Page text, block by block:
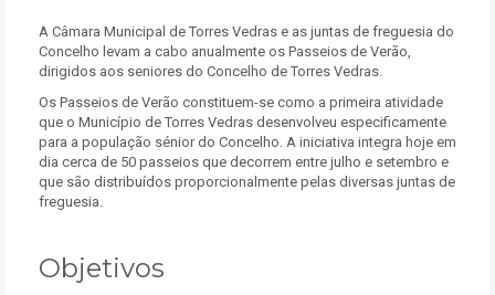
A Câmara Municipal de Torres Vedras e as juntas de freguesia do
Concelho levam a cabo anualmente os Passeios de Verão,
dirigidos aos seniores do Concelho de Torres Vedras.
Os Passeios de Verão constituem-se como a primeira atividade
que o Município de Torres Vedras desenvolveu especificamente
para a população sénior do Concelho. A iniciativa integra hoje em
dia cerca de 50 passeios que decorrem entre julho e setembro e
que são distribuídos proporcionalmente pelas diversas juntas de
freguesia.
Objetivos